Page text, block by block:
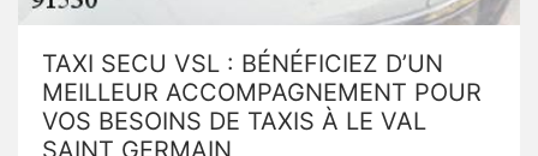
TAXI SECU VSL : BÉNÉFICIEZ D’UN
MEILLEUR ACCOMPAGNEMENT POUR
VOS BESOINS DE TAXIS À LE VAL
SAINT GERMAIN